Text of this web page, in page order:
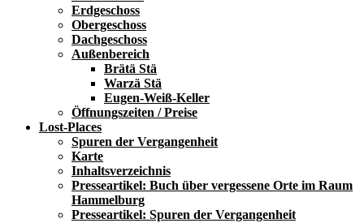
Erdgeschoss
Obergeschoss
Dachgeschoss
Außenbereich
Brätä Stä
Warzä Stä
Eugen-Weiß-Keller
Öffnungszeiten / Preise
Lost-Places
Spuren der Vergangenheit
Karte
Inhaltsverzeichnis
Presseartikel: Buch über vergessene Orte im Raum
Hammelburg
Presseartikel: Spuren der Vergangenheit